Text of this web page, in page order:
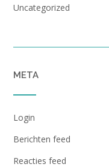
Uncategorized
META
Login
Berichten feed
Reacties feed